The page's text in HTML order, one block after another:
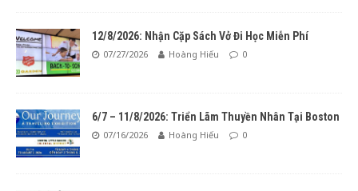
12/8/2026: Nhận Cặp Sách Vở Đi Học Miễn Phí
07/27/2026 Hoàng Hiếu 0
6/7 – 11/8/2026: Triển Lãm Thuyền Nhân Tại Boston
07/16/2026 Hoàng Hiếu 0